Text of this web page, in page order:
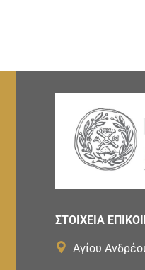
ΣΤΟΙΧΕΙΑ
Αγίου